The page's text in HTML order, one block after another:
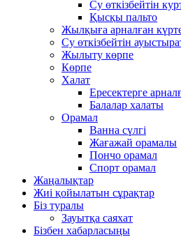
Су өткізбейтін
Қысқы пальто
Жылқыға арналған
Су өткізбейтін
Жылыту көрпе
Көрпе
Халат
Ересектерге
Балалар халаты
Орамал
Ванна сүлгі
Жағажай орамалы
Пончо орамал
Спорт орамал
Жаңалықтар
Жиі қойылатын сұрақтар
Біз туралы
Зауытқа саяхат
Бізбен хабарласыңы